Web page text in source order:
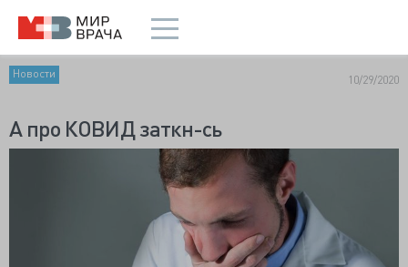
Новости 10/29/2020
А про КОВИД заткн-сь